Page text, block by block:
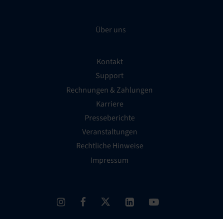
Über uns
Kontakt
Support
Rechnungen & Zahlungen
Karriere
Presseberichte
Veranstaltungen
Rechtliche Hinweise
Impressum